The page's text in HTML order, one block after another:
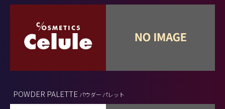
POWDER PALETTE パウダー パレット